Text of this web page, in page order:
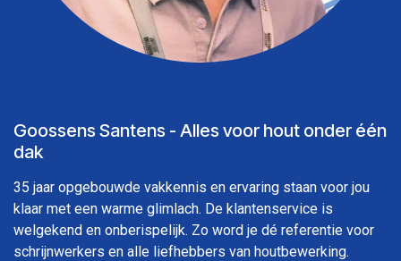
Goossens Santens - Alles voor hout onder één
dak
35 jaar opgebouwde vakkennis en ervaring staan voor jou
klaar met een warme glimlach. De klantenservice is
welgekend en onberispelijk. Zo word je dé referentie voor
schrijnwerkers en alle liefhebbers van houtbewerking.